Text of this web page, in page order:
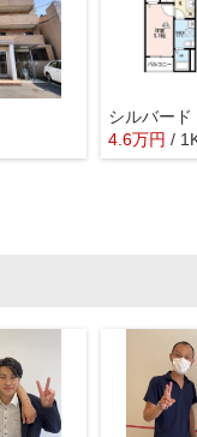
シルバード
4.6万円 /